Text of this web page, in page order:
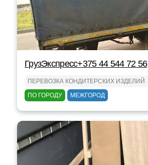
ГрузЭкспресс+375 44 544 72 56
ПЕРЕВОЗКА КОНДИТЕРСКИХ ИЗДЕЛИЙ
ПО ГОРОДУ
МЕЖГОРОД